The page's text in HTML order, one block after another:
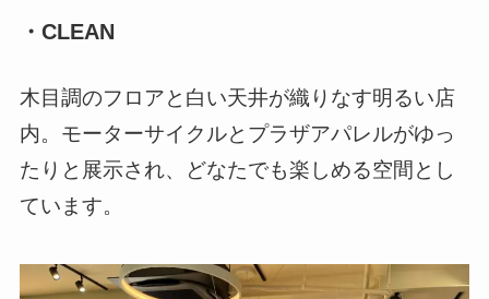
・CLEAN
木目調のフロアと白い天井が織りなす明るい店
内。モーターサイクルとプラザアパレルがゆっ
たりと展示され、どなたでも楽しめる空間とし
ています。